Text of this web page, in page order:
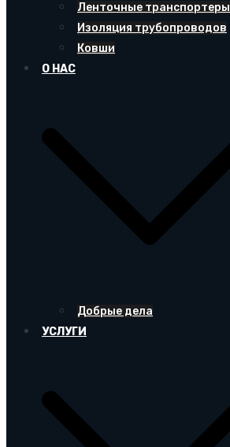
Ленточные транспортеры
Изоляция трубопроводов
Ковши
О НАС
Добрые дела
УСЛУГИ